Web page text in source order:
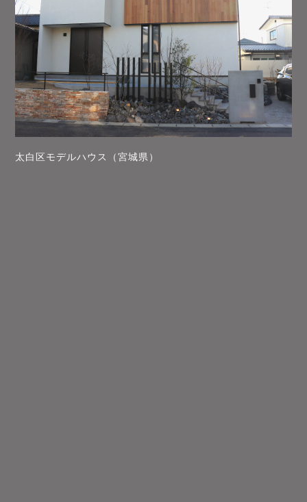
太白区モデルハウス（宮城県）